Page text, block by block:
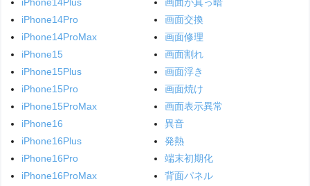
iPhone14Pro
iPhone14ProMax
iPhone15
iPhone15Plus
iPhone15Pro
iPhone15ProMax
iPhone16
iPhone16Plus
iPhone16Pro
iPhone16ProMax
画面交換
画面修理
画面割れ
画面浮き
画面焼け
画面表示異常
異音
発熱
端末初期化
背面パネル